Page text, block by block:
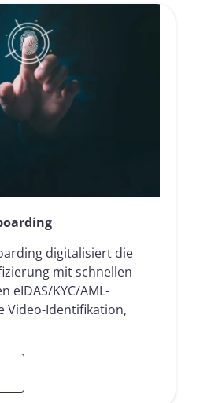
digitalisiert die
mit schnellen
eIDAS/KYC/AML-
Video-Identifikation,